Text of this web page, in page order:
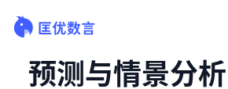
预测与情景分析